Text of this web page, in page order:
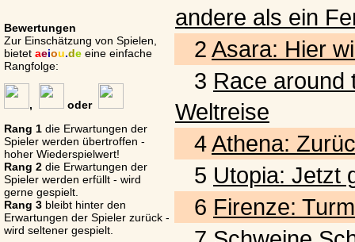
Bewertungen
Zur Einschätzung von Spielen,
bietet aeiou.de eine einfache
Rangfolge:
,
oder
Rang 1 die Erwartungen der
Spieler werden übertroffen -
hoher Wiederspielwert!
Rang 2 die Erwartungen der
Spieler werden erfüllt - wird
gerne gespielt.
Rang 3 bleibt hinter den
Erwartungen der Spieler zurück -
wird seltener gespielt.
andere als ein
2 Asara: Hier
3 Race around
Weltreise
4Athena:
5 Utopia: Jetzt
6 Firenze: